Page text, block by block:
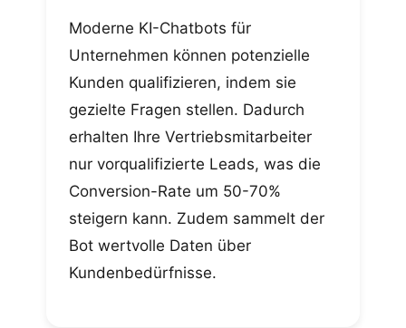
Moderne KI-Chatbots für
Unternehmen können potenzielle
Kunden qualifizieren, indem sie
gezielte Fragen stellen. Dadurch
erhalten Ihre Vertriebsmitarbeiter
nur vorqualifizierte Leads, was die
Conversion-Rate um 50-70%
steigern kann. Zudem sammelt der
Bot wertvolle Daten über
Kundenbedürfnisse.